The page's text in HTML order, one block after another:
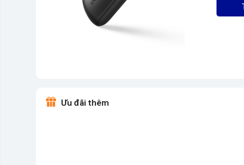
Ưu đãi thêm